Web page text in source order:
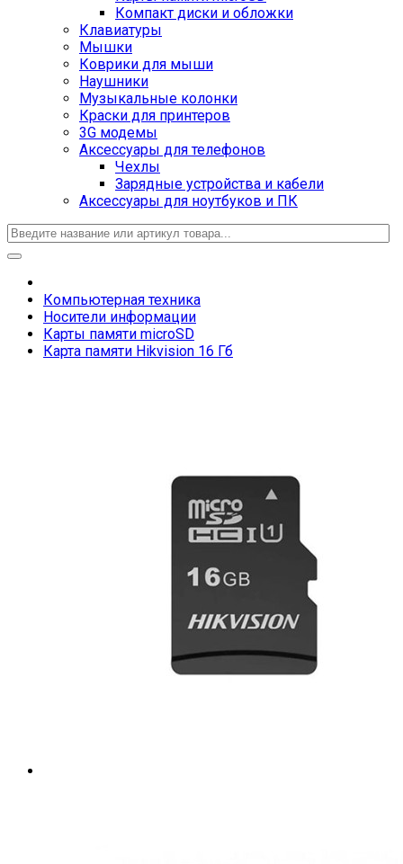
Компакт диски и обложки
Клавиатуры
Мышки
Коврики для мыши
Наушники
Музыкальные колонки
Краски для принтеров
3G модемы
Аксессуары для телефонов
Чехлы
Зарядные устройства и кабели
Аксессуары для ноутбуков и ПК
Компьютерная техника
Носители информации
Карты памяти microSD
Карта памяти Hikvision 16 Гб